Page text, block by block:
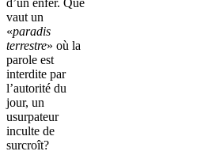
vaut un
«paradis
terrestre» où la
parole est
interdite par
l’autorité du
jour, un
usurpateur
inculte de
surcroît?